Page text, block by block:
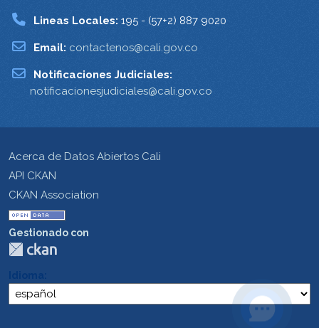
Lineas Locales: 195 - (57+2) 887 9020
Email: contactenos@cali.gov.co
Notificaciones Judiciales:
notificacionesjudiciales@cali.gov.co
Acerca de Datos Abiertos Cali
API CKAN
CKAN Association
Gestionado con